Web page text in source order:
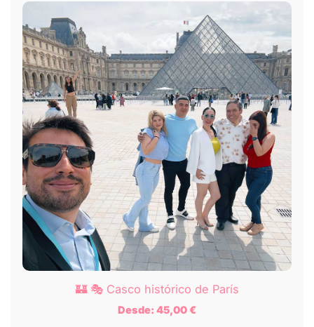
🏰 🎭 Casco histórico de París
Desde: 45,00€